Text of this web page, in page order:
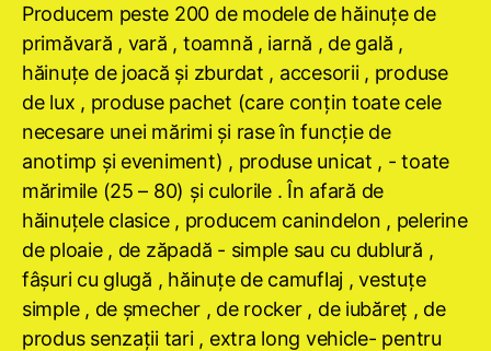
Producem peste 200 de modele de hăinuţe de
primăvară , vară , toamnă , iarnă , de gală ,
hăinuţe de joacă şi zburdat , accesorii , produse
de lux , produse pachet (care conţin toate cele
necesare unei mărimi şi rase în funcţie de
anotimp şi eveniment) , produse unicat , - toate
mărimile (25 – 80) şi culorile . În afară de
hăinuţele clasice , producem canindelon , pelerine
de ploaie , de zăpadă - simple sau cu dublură ,
fâşuri cu glugă , hăinuţe de camuflaj , vestuţe
simple , de şmecher , de rocker , de iubăreţ , de
produs senzaţii tari , extra long vehicle- pentru